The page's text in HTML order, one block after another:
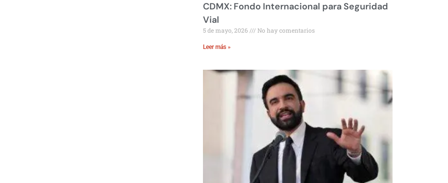
CDMX: Fondo Internacional para Seguridad
Vial
5 de mayo, 2026 No hay comentarios
Leer más »